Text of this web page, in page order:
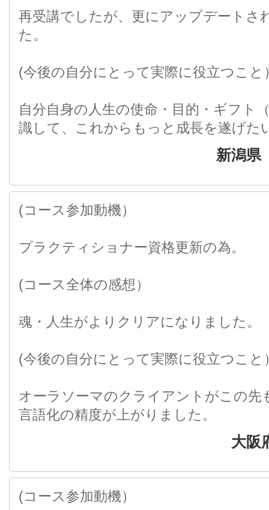
再受講でしたが、更にアップデートさ
た。
(今後の自分にとって実際に役立つこと
自分自身の人生の使命・目的・ギフト
識して、これからもっと成長を遂げた
新潟県
(コース参加動機）
プラクティショナー資格更新の為。
(コース全体の感想）
魂・人生がよりクリアになりました。
(今後の自分にとって実際に役立つこと
オーラソーマのクライアントがこの先
言語化の精度が上がりました。
大阪
(コース参加動機）